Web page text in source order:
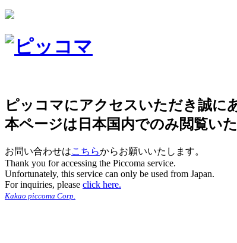
ピッコマにアクセスいただき誠に
本ページは日本国内でのみ閲覧いた
お問い合わせはこちらからお願いいたします。
Thank you for accessing the Piccoma service.
Unfortunately, this service can only be used from Japan.
For inquiries, please click here.
Kakao piccoma Corp.